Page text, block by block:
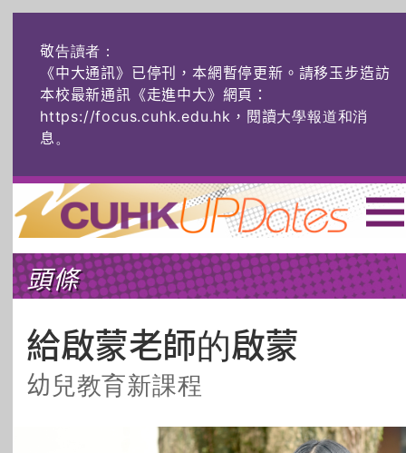
敬告讀者：
《中大通訊》已停刊，本網暫停更新。請移玉步造訪
本校最新通訊《走進中大》網頁：
https://focus.cuhk.edu.hk，閱讀大學報道和消
息。
主頁 | ENG | 简体 |
頭條 榜上友名 學術探奇
社創薈動 六物窺人
藝士匹靈 雅共賞
頭條
給啟蒙老師的啟蒙
幼兒教育新課程